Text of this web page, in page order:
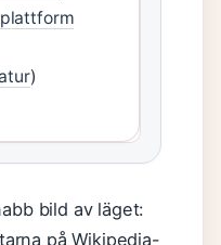
)
bild av läget:
på Wikipedia-